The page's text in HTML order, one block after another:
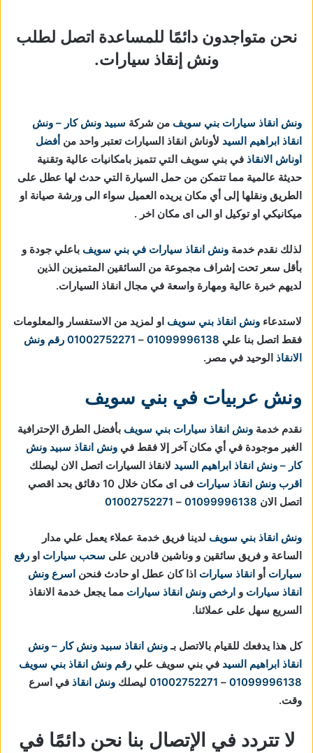
نحن متواجدون دائمًا للمساعدة اتصل لطلب
ونش إنقاذ سيارات.
ونش انقاذ سيارات بني سويف من شركة سبيد ونش كار – ونش
انقاذ ابراهيم السيد لأوناش انقاذ السيارات تعتبر واحد من أفضل
اوناش الانقاذ في بني سويف التي تتميز بامكانيات عالية وتقنية
حديثة عالمية مما تتمكن من حمل السيارة التي حدث لها عطل على
الطريق ونقلها إلى أي مكان يريده العميل سواء الى ورشة صيانة او
ميكانيكي او توكيل او الى اى مكان اخر .
لذلك نقدم خدمة ونش انقاذ سيارات في بني سويف باعلي جودة و
بأقل سعر تحت إشراف مجموعة من السائقين المتميزين الذين
لديهم خبرة عالية ومهارة واسعة في مجال انقاذ السيارات.
لاستدعاء ونش انقاذ بني سويف او لمزيد من الاستفسار والمعلومات
فقط اتصل بنا علي 01099996138
–
01002752271 رقم ونش
الانقاذ الوحيد في مصر.
ونش عربيات في بني سويف
نقدم خدمة ونش انقاذ سيارات بني سويف بأفضل الطرق الإحترافية
الغير موجودة في أي مكان آخر إلا فقط في ونش انقاذ سبيد ونش
كار – ونش انقاذ ابراهيم السيد لانقاذ السيارات اتصل الان ليصلك
اقرب ونش انقاذ سيارات
فى اى مكان خلال 10 دقائق بحد اقصي
اتصل الان 01099996138
–
01002752271
ونش انقاذ بني سويف لدينا فريق خدمة عملاء يعمل علي مدار
الساعة و فريق سائقين و وناشين قادرين على سحب سيارات او رفع
سيارات أو انقاذ سيارات اذا كان عطل او حادث فنحن اسرع ونش
انقاذ سيارات و ارخص ونش انقاذ سيارات مما يجعل خدمة الانقاذ
السريع سهل على عملائنا.
كل هذا يدفعك للقيام بالاتصل بـونش انقاذ سبيد ونش كار – ونش
انقاذ ابراهيم السيد في بني سويف علي رقم ونش انقاذ بني سويف
01099996138
–
01002752271 ليصلك ونش انقاذ في اسرع
وقت.
لا تتردد في الإتصال بنا نحن دائمًا في